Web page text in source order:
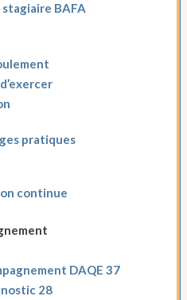
BAFA
pratiques
continue
DAQE 37
28